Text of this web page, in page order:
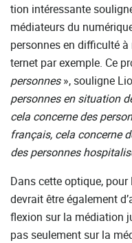
tion intéressante
médiateurs du
personnes en difficulté
ternet par exemple. Ce
personnes», souligne
personnes en situation
cela concerne des
français, cela concerne
des personnes
Dans cette optique,
devrait être également
flexion sur la médiation
pas seulement sur la